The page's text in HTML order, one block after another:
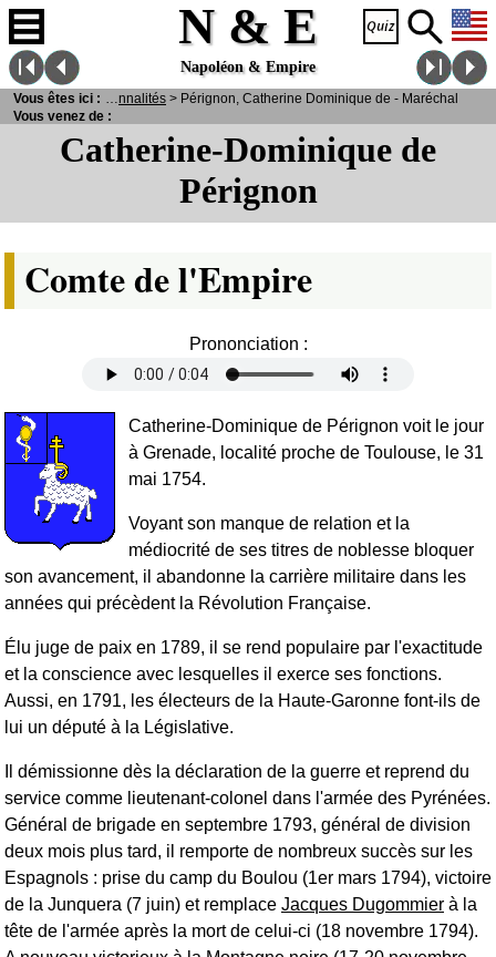
N & E
Napoléon & Empire
Catherine-Dominique de
Pérignon
Comte de l'Empire
Prononciation :
Catherine-Dominique de Pérignon voit le jour
à Grenade, localité proche de Toulouse, le 31
mai 1754.
Voyant son manque de relation et la
médiocrité de ses titres de noblesse bloquer
son avancement, il abandonne la carrière militaire dans les
années qui précèdent la Révolution Française.
Élu juge de paix en 1789, il se rend populaire par l'exactitude
et la conscience avec lesquelles il exerce ses fonctions.
Aussi, en 1791, les électeurs de la Haute-Garonne font-ils de
lui un député à la Législative.
Il démissionne dès la déclaration de la guerre et reprend du
service comme lieutenant-colonel dans l'armée des Pyrénées.
Général de brigade en septembre 1793, général de division
deux mois plus tard, il remporte de nombreux succès sur les
Espagnols : prise du camp du Boulou (1er mars 1794), victoire
de la Junquera (7 juin) et remplace Jacques Dugommier à la
tête de l'armée après la mort de celui-ci (18 novembre 1794).
Vous êtes ici :
> Personnalités > Pérignon, Catherine Dominique de - Maréchal
Vous venez de :